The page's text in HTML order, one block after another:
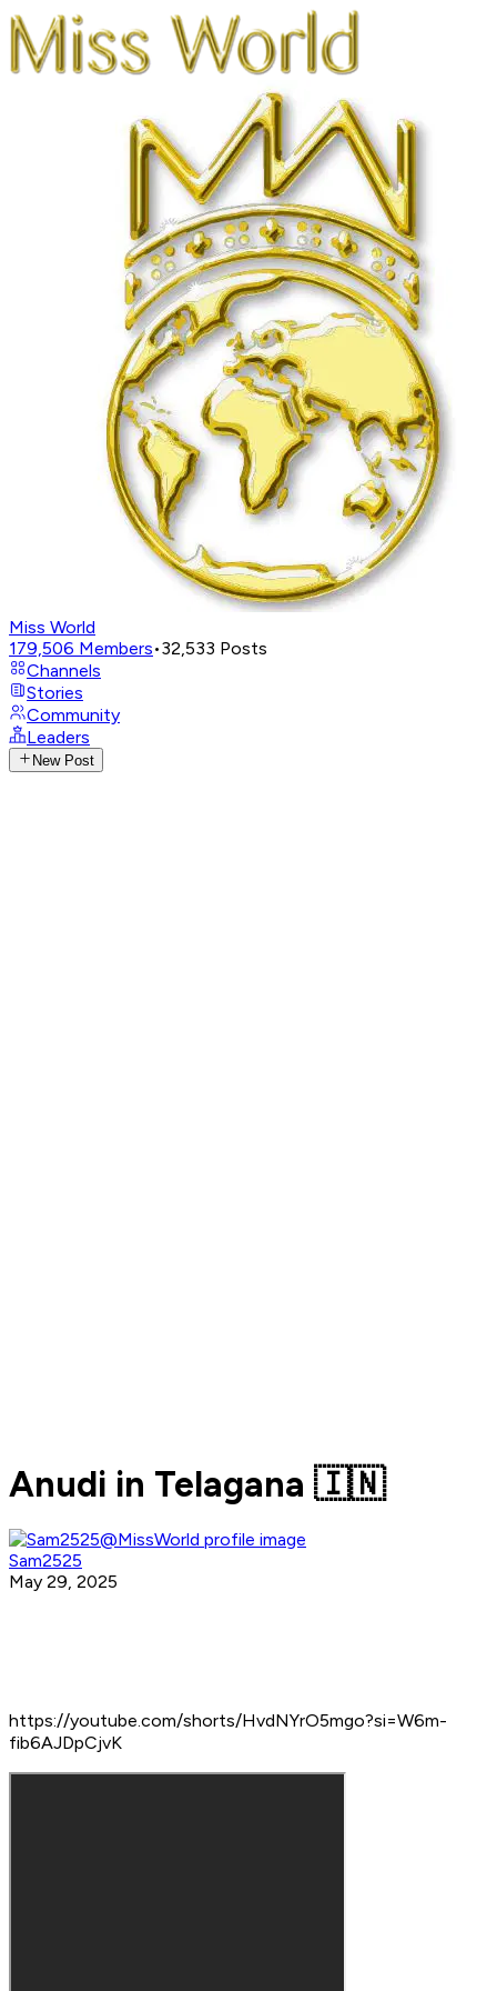
Miss World
179,506 Members•32,533 Posts
Channels
Stories
Community
Leaders
New Post
Anudi in Telagana 🇮🇳
Sam2525
May 29, 2025
https://youtube.com/shorts/HvdNYrO5mgo?si=W6m-
fib6AJDpCjvK